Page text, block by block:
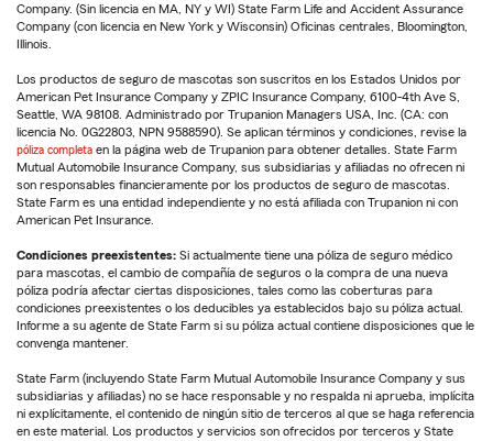
Company. (Sin licencia en MA, NY y WI) State Farm Life and Accident Assurance
Company (con licencia en New York y Wisconsin) Oficinas centrales, Bloomington,
Illinois.
Los productos de seguro de mascotas son suscritos en los Estados Unidos por
American Pet Insurance Company y ZPIC Insurance Company, 6100-4th Ave S,
Seattle, WA 98108. Administrado por Trupanion Managers USA, Inc. (CA: con
licencia No. 0G22803, NPN 9588590). Se aplican términos y condiciones, revise la
póliza completa en la página web de Trupanion para obtener detalles. State Farm
Mutual Automobile Insurance Company, sus subsidiarias y afiliadas no ofrecen ni
son responsables financieramente por los productos de seguro de mascotas.
State Farm es una entidad independiente y no está afiliada con Trupanion ni con
American Pet Insurance.
Condiciones preexistentes: Si actualmente tiene una póliza de seguro médico
para mascotas, el cambio de compañía de seguros o la compra de una nueva
póliza podría afectar ciertas disposiciones, tales como las coberturas para
condiciones preexistentes o los deducibles ya establecidos bajo su póliza actual.
Informe a su agente de State Farm si su póliza actual contiene disposiciones que le
convenga mantener.
State Farm (incluyendo State Farm Mutual Automobile Insurance Company y sus
subsidiarias y afiliadas) no se hace responsable y no respalda ni aprueba, implícita
ni explícitamente, el contenido de ningún sitio de terceros al que se haga referencia
en este material. Los productos y servicios son ofrecidos por terceros y State